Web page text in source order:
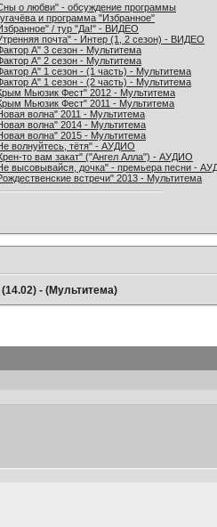
о любви" - обсуждение программы
и программа "Избранное"
/ тур "Да!" - ВИДЕО
почта" - Интер (1, 2 сезон) - ВИДЕО
А" 3 сезон - Мультитема
А" 2 сезон - Мультитема
А" 1 сезон - (1 часть) - Мультитема
А" 1 сезон - (2 часть) - Мультитема
Мьюзик Фест" 2012 - Мультитема
Мьюзик Фест" 2011 - Мультитема
волна" 2011 - Мультитема
волна" 2014 - Мультитема
волна" 2015 - Мультитема
волнуйтесь, тётя" - АУДИО
то вам закат" ("Ангел Алла") - АУДИО
высовывайся, дочка" - премьера песни -
встречи" 2013 - Мультитема
- (Мультитема)